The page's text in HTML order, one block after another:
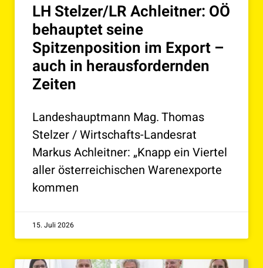
LH Stelzer/LR Achleitner: OÖ
behauptet seine
Spitzenposition im Export –
auch in herausfordernden
Zeiten
Landeshauptmann Mag. Thomas
Stelzer / Wirtschafts-Landesrat
Markus Achleitner: „Knapp ein Viertel
aller österreichischen Warenexporte
kommen
15. Juli 2026